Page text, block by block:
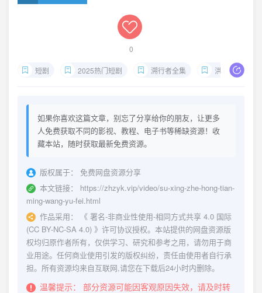
0
短剧 2025热门短剧 溯行者全集 洪天明王煜菲短剧
如果你喜欢这篇文章，别忘了分享给你的朋友，让更多
人免费获取不同的影视、教程、电子书等稀缺资源！收
藏本站，随时获取最新免费资源。
版权属于：
免费网盘资源分享
本文链接：
https://zhzyk.vip/video/su-xing-zhe-hong-tian-
ming-wang-yu-fei.html
作品采用：
《 署名-非商业性使用-相同方式共享 4.0 国际
(CC BY-NC-SA 4.0) 》许可协议授权。本站提供的网盘资源版
权均归原作者所有，仅供学习、研究和参考之用，请勿用于商
业用途。任何商业使用引发的版权纠纷，责任由使用者自行承
担。所有资源均来自互联网,请您在下载后24小时内删除。
温馨提示：
部分资源可能因客观原因失效，请及时转